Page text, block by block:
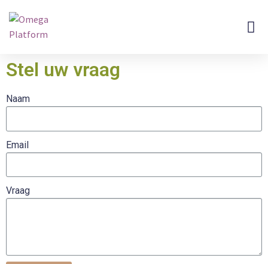
Stel uw vraag
Naam
Email
Vraag